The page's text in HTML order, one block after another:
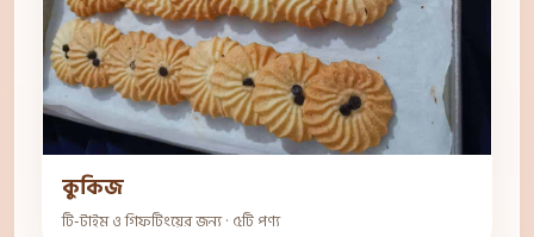
কুকিজ
টি-টাইম ও গিফটিংয়ের জন্য · ৫টি পণ্য